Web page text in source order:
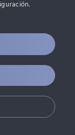
desarrollo